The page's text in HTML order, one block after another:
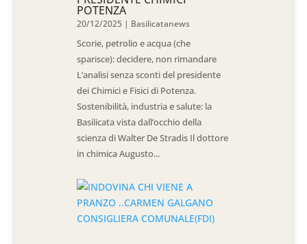
POTENZA
20/12/2025 | Basilicatanews
Scorie, petrolio e acqua (che
sparisce): decidere, non rimandare
L’analisi senza sconti del presidente
dei Chimici e Fisici di Potenza.
Sostenibilità, industria e salute: la
Basilicata vista dall’occhio della
scienza di Walter De Stradis Il dottore
in chimica Augusto...